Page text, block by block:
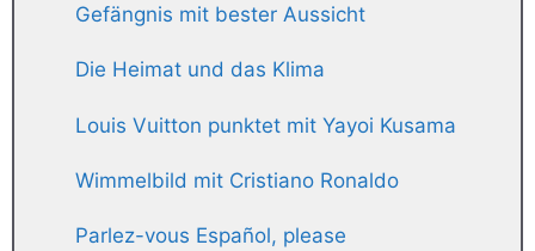
Gefängnis mit bester Aussicht
Die Heimat und das Klima
Louis Vuitton punktet mit Yayoi Kusama
Wimmelbild mit Cristiano Ronaldo
Parlez-vous Español, please